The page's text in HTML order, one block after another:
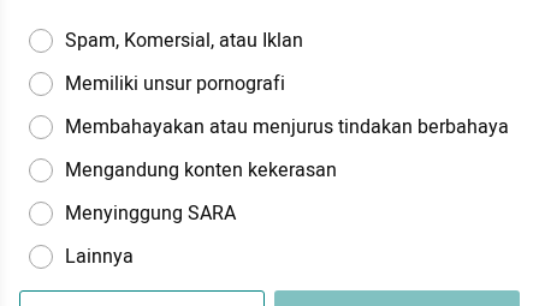
Spam, Komersial, atau Iklan
Memiliki unsur pornografi
Membahayakan atau menjurus tindakan berbahaya
Mengandung konten kekerasan
Menyinggung SARA
Lainnya